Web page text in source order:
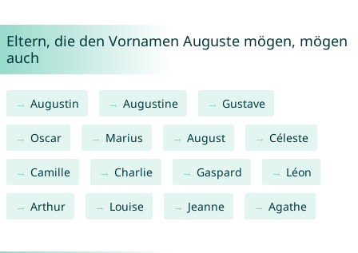
Eltern, die den Vornamen Auguste mögen, mögen
auch
Augustin Augustine Gustave
Oscar Marius August Céleste
Camille Charlie Gaspard Léon
Arthur Louise Jeanne Agathe